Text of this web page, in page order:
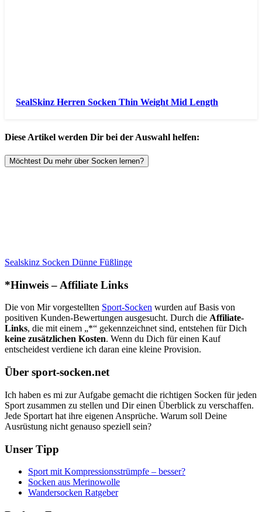
SealSkinz Herren Socken Thin Weight Mid Length
Diese Artikel werden Dir bei der Auswahl helfen:
Möchtest Du mehr über Socken lernen?
Sealskinz Socken Dünne Füßlinge
*Hinweis – Affiliate Links
Die von Mir vorgestellten Sport-Socken wurden auf Basis von
positiven Kunden-Bewertungen ausgesucht. Durch die Affiliate-
Links, die mit einem „*“ gekennzeichnet sind, entstehen für Dich
keine zusätzlichen Kosten. Wenn du Dich für einen Kauf
entscheidest verdiene ich daran eine kleine Provision.
Über sport-socken.net
Ich haben es mi zur Aufgabe gemacht die richtigen Socken für jeden
Sport zusammen zu stellen und Dir einen Überblick zu verschaffen.
Jede Sportart hat ihre eigenen Ansprüche. Warum soll Deine
Ausrüstung nicht genauso speziell sein?
Unser Tipp
Sport mit Kompressionsstrümpfe – besser?
Socken aus Merinowolle
Wandersocken Ratgeber